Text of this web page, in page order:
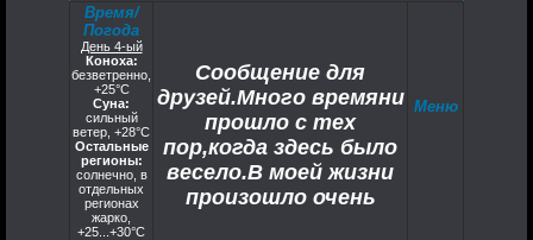
Время/
Погода
День 4-ый
Коноха:
безветренно,
+25°C
Суна:
сильный
ветер, +28°С
Остальные
регионы:
солнечно, в
отдельных
регионах
жарко,
+25...+30°С
Сообщение для
друзей.Много времяни
прошло с тех
пор,когда здесь было
весело.В моей жизни
произошло очень
Меню